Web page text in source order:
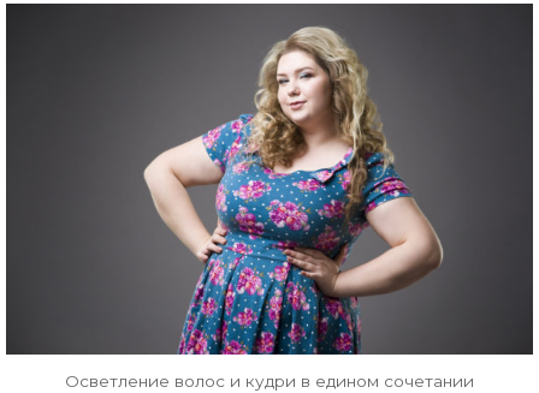
Осветление волос и кудри в едином сочетании